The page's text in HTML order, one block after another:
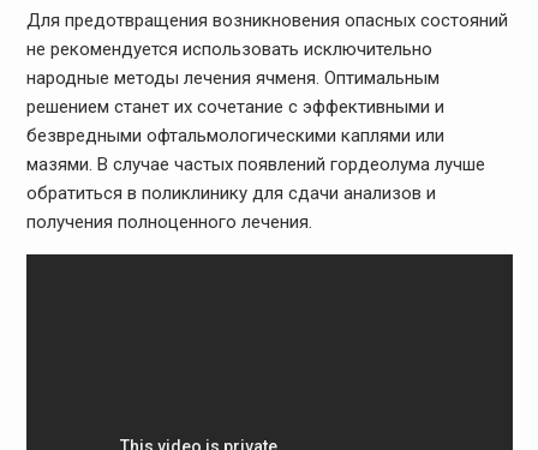
Для предотвращения возникновения опасных состояний
не рекомендуется использовать исключительно
народные методы лечения ячменя. Оптимальным
решением станет их сочетание с эффективными и
безвредными офтальмологическими каплями или
мазями. В случае частых появлений гордеолума лучше
обратиться в поликлинику для сдачи анализов и
получения полноценного лечения.